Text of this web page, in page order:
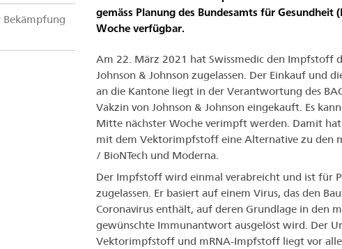
Bekämpfung
gemäss Planung des Bundesamts für Gesundheit
Woche verfügbar.
Am 22. März 2021 hat Swissmedic den Impfstoff
Johnson & Johnson zugelassen. Der Einkauf und
an die Kantone liegt in der Verantwortung des
Vakzin von Johnson & Johnson eingekauft. Es
Mitte nächster Woche verimpft werden. Damit
mit dem Vektorimpfstoff eine Alternative zu den
/ BioNTech und Moderna.
Der Impfstoff wird einmal verabreicht und ist für
zugelassen. Er basiert auf einem Virus, das den
Coronavirus enthält, auf deren Grundlage in den
gewünschte Immunantwort ausgelöst wird. Der
Vektorimpfstoff und mRNA-Impfstoff liegt vor